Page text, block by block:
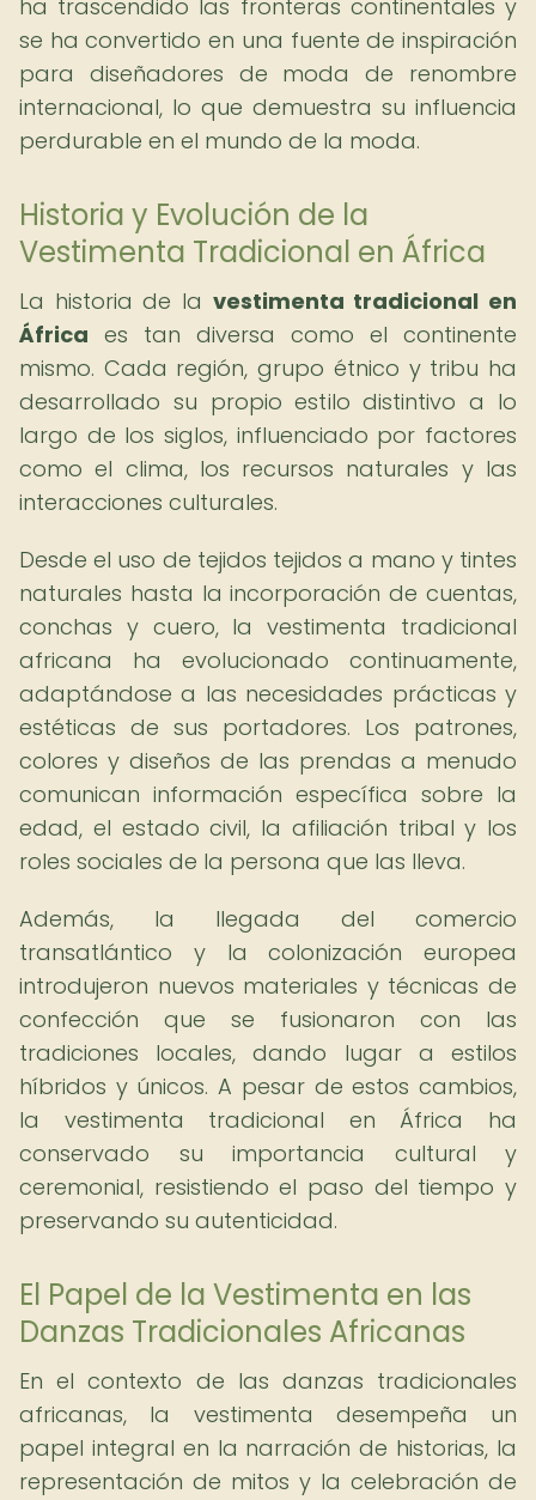
ha trascendido las fronteras continentales y
se ha convertido en una fuente de inspiración
para diseñadores de moda de renombre
internacional, lo que demuestra su influencia
perdurable en el mundo de la moda.
Historia y Evolución de la
Vestimenta Tradicional en África
La historia de la vestimenta tradicional en
África es tan diversa como el continente
mismo. Cada región, grupo étnico y tribu ha
desarrollado su propio estilo distintivo a lo
largo de los siglos, influenciado por factores
como el clima, los recursos naturales y las
interacciones culturales.
Desde el uso de tejidos tejidos a mano y tintes
naturales hasta la incorporación de cuentas,
conchas y cuero, la vestimenta tradicional
africana ha evolucionado continuamente,
adaptándose a las necesidades prácticas y
estéticas de sus portadores. Los patrones,
colores y diseños de las prendas a menudo
comunican información específica sobre la
edad, el estado civil, la afiliación tribal y los
roles sociales de la persona que las lleva.
Además, la llegada del comercio
transatlántico y la colonización europea
introdujeron nuevos materiales y técnicas de
confección que se fusionaron con las
tradiciones locales, dando lugar a estilos
híbridos y únicos. A pesar de estos cambios,
la vestimenta tradicional en África ha
conservado su importancia cultural y
ceremonial, resistiendo el paso del tiempo y
preservando su autenticidad.
El Papel de la Vestimenta en las
Danzas Tradicionales Africanas
En el contexto de las danzas tradicionales
africanas, la vestimenta desempeña un
papel integral en la narración de historias, la
representación de mitos y la celebración de